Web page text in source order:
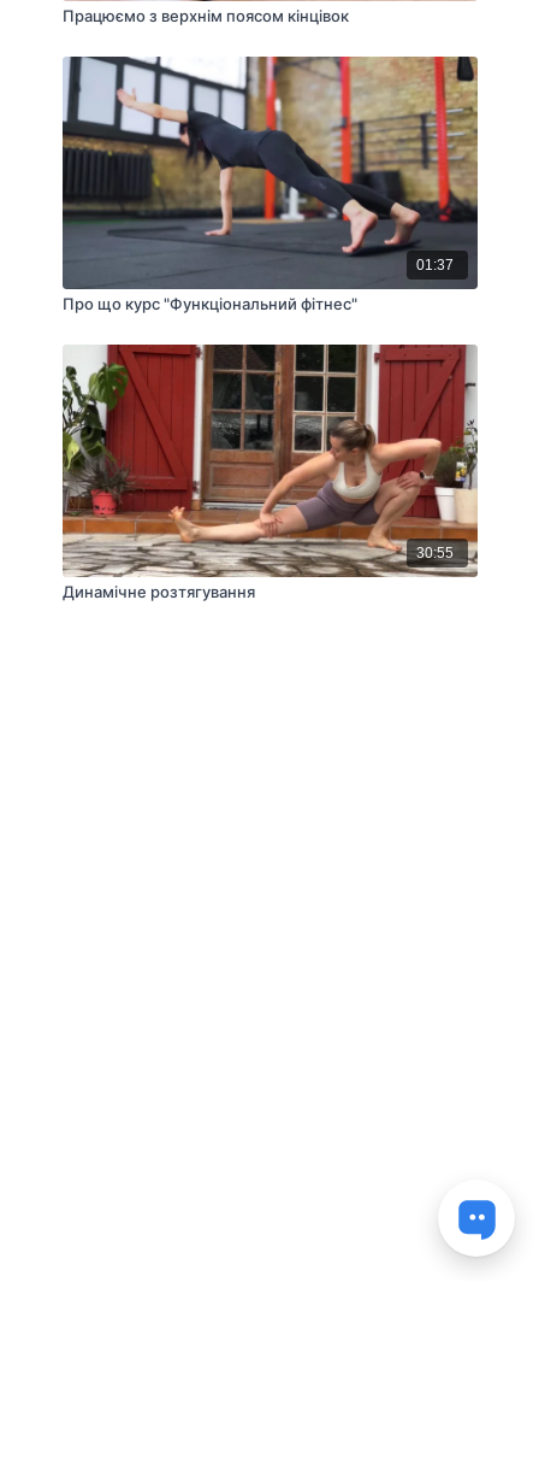
Працюємо з верхнім поясом кінцівок
01:37
Про що курс "Функціональний фітнес"
30:55
Динамічне розтягування